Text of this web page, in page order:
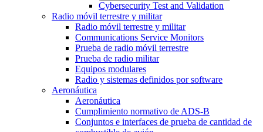
Cybersecurity Test and Validation
Radio móvil terrestre y militar
Radio móvil terrestre y militar
Communications Service Monitors
Prueba de radio móvil terrestre
Prueba de radio militar
Equipos modulares
Radio y sistemas definidos por software
Aeronáutica
Aeronáutica
Cumplimiento normativo de ADS-B
Conjuntos e interfaces de prueba de cantidad de